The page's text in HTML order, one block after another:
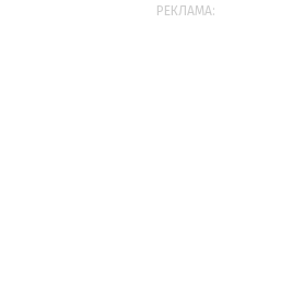
РЕКЛАМА: